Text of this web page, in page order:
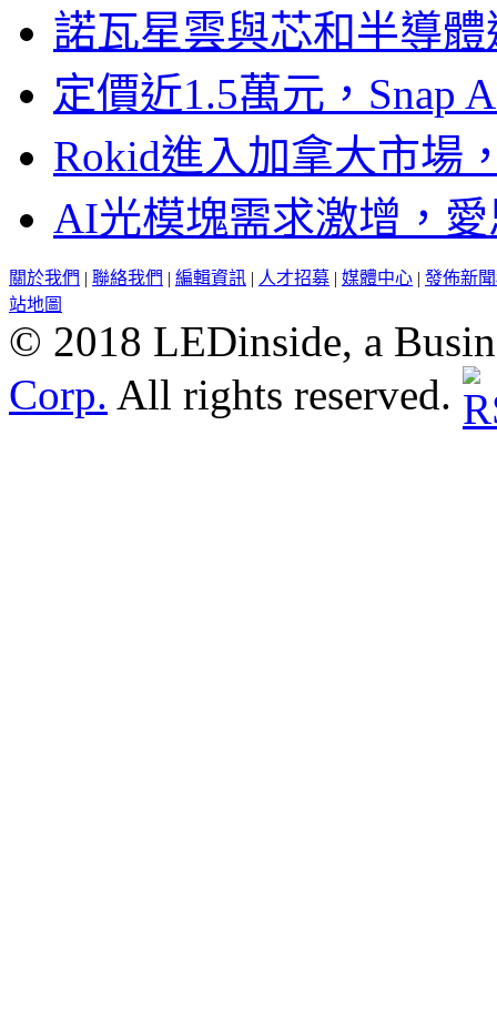
諾瓦星雲與芯和半導
定價近1.5萬元，Snap
Rokid進入加拿大市場
AI光模塊需求激增，
關於我們 | 聯絡我們 | 編輯資訊 | 人才招募 | 媒體中心 | 發佈新
站地圖
© 2018 LEDinside, a
Corp. All rights reserved.